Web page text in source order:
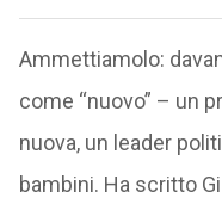
Ammettiamolo:
come “nuovo” – un
nuova, un leader
bambini. Ha scritto